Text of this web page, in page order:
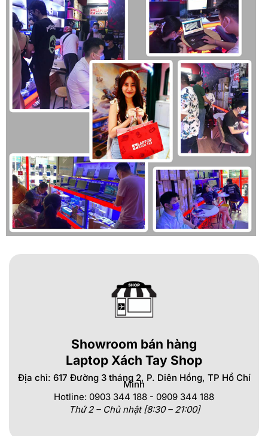
Showroom bán hàng
Laptop Xách Tay Shop
Địa chỉ: 617 Đường 3 tháng 2, P. Diên Hồng, TP Hồ Chí
Minh
Hotline: 0903 344 188 - 0909 344 188
Thứ 2 – Chủ nhật [8:30 – 21:00]